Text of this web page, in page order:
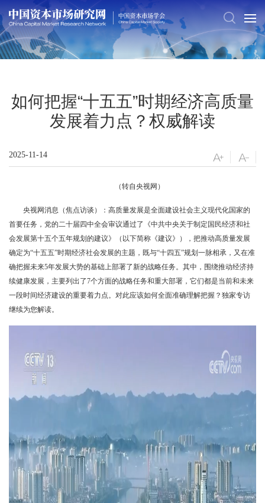
如何把握“十五五”时期经济高质量
发展着力点？权威解读
2025-11-14
（转自央视网）
央视网消息（焦点访谈）：高质量发展是全面建设社会主义现代化国家的
首要任务，党的二十届四中全会审议通过了《中共中央关于制定国民经济和社
会发展第十五个五年规划的建议》（以下简称《建议》），把推动高质量发展
确定为“十五五”时期经济社会发展的主题，既与“十四五”规划一脉相承，又在准
确把握未来5年发展大势的基础上部署了新的战略任务。其中，围绕推动经济持
续健康发展，主要列出了7个方面的战略任务和重大部署，它们都是当前和未来
一段时间经济建设的重要着力点。对此应该如何全面准确理解把握？独家专访
继续为您解读。